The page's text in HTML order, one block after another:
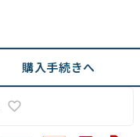
購入手続きへ